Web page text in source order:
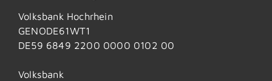
Volksbank Hochrhein
GENODE61WT1
DE59 6849 2200 0000 0102 00
Volksbank